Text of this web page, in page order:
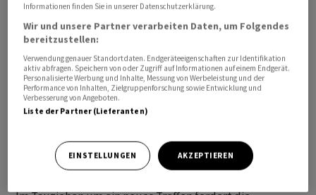
Bundesregierung fordert Iran zu Dialog auf
Informationen finden Sie in unserer Datenschutzerklärung.
Wir und unsere Partner verarbeiten Daten, um Folgendes
bereitzustellen:
Verwendung genauer Standortdaten. Endgeräteeigenschaften zur Identifikation
aktiv abfragen. Speichern von oder Zugriff auf Informationen auf einem Endgerät.
Personalisierte Werbung und Inhalte, Messung von Werbeleistung und der
Performance von Inhalten, Zielgruppenforschung sowie Entwicklung und
Verbesserung von Angeboten.
Liste der Partner (Lieferanten)
EINSTELLUNGEN AKZEPTIEREN